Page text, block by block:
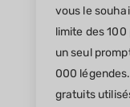
vous le
limite des
un seul
000
gratuits